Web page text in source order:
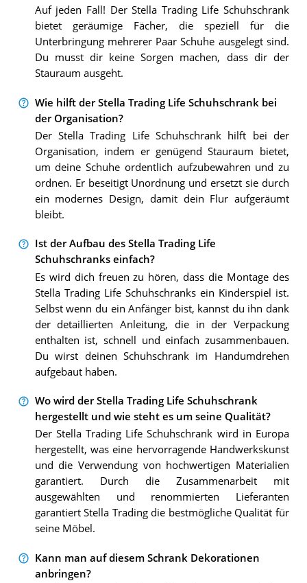
Auf jeden Fall! Der Stella Trading Life Schuhschrank
bietet geräumige Fächer, die speziell für die
Unterbringung mehrerer Paar Schuhe ausgelegt sind.
Du musst dir keine Sorgen machen, dass dir der
Stauraum ausgeht.
Wie hilft der Stella Trading Life Schuhschrank bei
der Organisation?
Der Stella Trading Life Schuhschrank hilft bei der
Organisation, indem er genügend Stauraum bietet,
um deine Schuhe ordentlich aufzubewahren und zu
ordnen. Er beseitigt Unordnung und ersetzt sie durch
ein modernes Design, damit dein Flur aufgeräumt
bleibt.
Ist der Aufbau des Stella Trading Life
Schuhschranks einfach?
Es wird dich freuen zu hören, dass die Montage des
Stella Trading Life Schuhschranks ein Kinderspiel ist.
Selbst wenn du ein Anfänger bist, kannst du ihn dank
der detaillierten Anleitung, die in der Verpackung
enthalten ist, schnell und einfach zusammenbauen.
Du wirst deinen Schuhschrank im Handumdrehen
aufgebaut haben.
Wo wird der Stella Trading Life Schuhschrank
hergestellt und wie steht es um seine Qualität?
Der Stella Trading Life Schuhschrank wird in Europa
hergestellt, was eine hervorragende Handwerkskunst
und die Verwendung von hochwertigen Materialien
garantiert. Durch die Zusammenarbeit mit
ausgewählten und renommierten Lieferanten
garantiert Stella Trading die bestmögliche Qualität für
seine Möbel.
Kann man auf diesem Schrank Dekorationen
anbringen?